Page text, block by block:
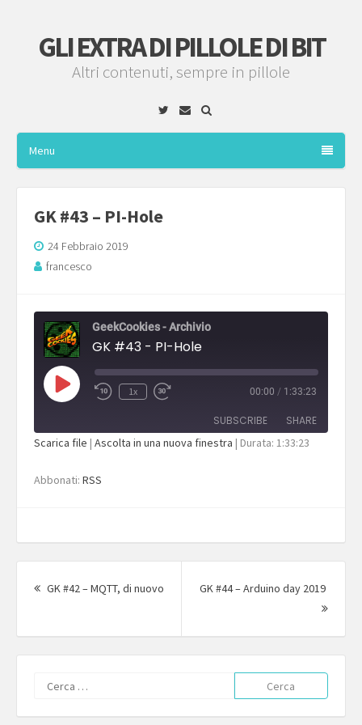
GLI EXTRA DI PILLOLE DI BIT
Altri contenuti, sempre in pillole
TwitterEmail
Menu
GK #43 – PI-Hole
24 Febbraio 2019
francesco
GeekCookies - Archivio
GK #43 - PI-Hole
Play
Episode
1x 00:00 / 1:33:23
SUBSCRIBE SHARE
Scarica file | Ascolta in una nuova finestra | Durata: 1:33:23
Abbonati: RSS
Navigazione
articoloGK #42 – MQTT, di nuovo ArticoloGK #44 – Arduino day 2019
Ricerca
per: